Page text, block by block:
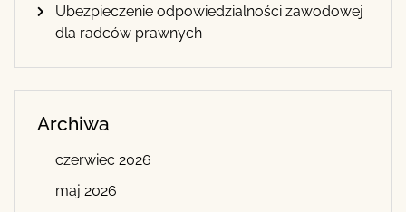
Ubezpieczenie odpowiedzialności zawodowej
dla radców prawnych
Archiwa
czerwiec 2026
maj 2026